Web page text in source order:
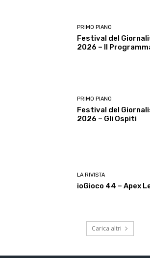
PRIMO PIANO
Festival del
2026 – Il
PRIMO PIANO
Festival del
2026 – Gli Ospiti
LA RIVISTA
ioGioco 44 – Apex
Carica altri